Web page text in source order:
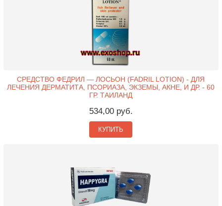
СРЕДСТВО ФЕДРИЛ — ЛОСЬОН (FADRIL LOTION) - ДЛЯ
ЛЕЧЕНИЯ ДЕРМАТИТА, ПСОРИАЗА, ЭКЗЕМЫ, АКНЕ, И ДР. - 60
ГР. ТАИЛАНД
534,00 руб.
КУПИТЬ